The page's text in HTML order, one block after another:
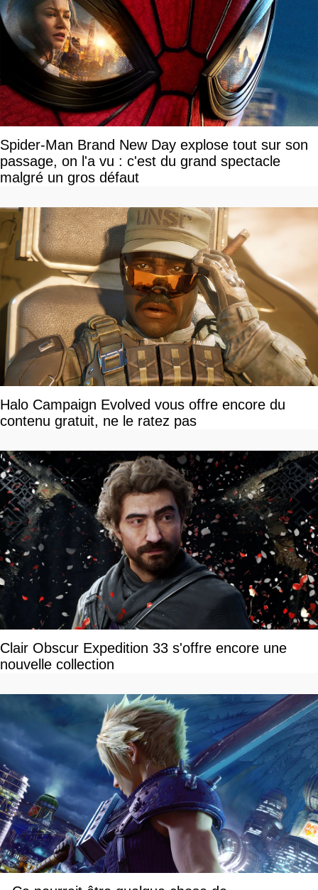
Spider-Man Brand New Day explose tout sur son
passage, on l'a vu : c'est du grand spectacle
malgré un gros défaut
Halo Campaign Evolved vous offre encore du
contenu gratuit, ne le ratez pas
Clair Obscur Expedition 33 s'offre encore une
nouvelle collection